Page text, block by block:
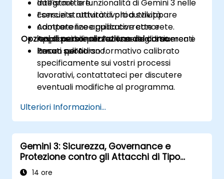
Integrare le funzionalità di Gemini 3 nelle
consuete attività di produttività.
Adottare linee guida corrette e
responsabili per l’utilizzo degli strumenti
basati sull’AI.
dall’istruttore.
Esercizi strutturati volti a sviluppare
competenze applicative concrete.
Applicazione reale in scenari di ricerca e
lavoro quotidiano.
Opzioni di personalizzazione del corso
Per un percorso formativo calibrato
specificamente sui vostri processi
lavorativi, contattateci per discutere
eventuali modifiche al programma.
Ulteriori Informazioni...
Gemini 3: Sicurezza, Governance e
Protezione contro gli Attacchi di Tipo
Prompt Injection
14 ore